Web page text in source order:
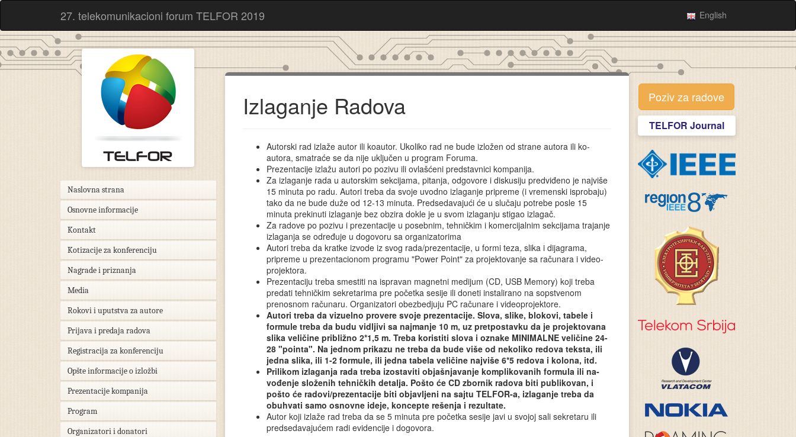
27. telekomunikacioni forum TELFOR 2019 English
Naslovna strana
Osnovne informacije
Kontakt
Kotizacije za konferenciju
Nagrade i priznanja
Media
Rokovi i uputstva za autore
Prijava i predaja radova
Registracija za konferenciju
Opšte informacije o izložbi
Prezentacije kompanija
Program
Organizatori i donatori
Izlaganje Radova
Autorski rad izlaže autor ili koautor. Ukoliko rad ne bude izložen od strane autora ili ko­
autora, smatraće se da nije uključen u program Foruma.
Prezentacije izlažu autori po pozivu ili ovlašćeni predstavnici kompanija.
Za izlaganje rada u autorskim sekcijama, pitanja, odgovore i diskusiju predviđeno je najviše
15 minuta po radu. Autori treba da svoje uvodno izlaganje pripreme (i vremenski isprobaju)
tako da ne bude duže od 12-13 minuta. Predsedavajući će u slučaju potrebe posle 15
minuta prekinuti izlaganje bez obzira dokle je u svom izlaganju stigao izlagač.
Za radove po pozivu i prezentacije u posebnim, tehničkim i komercijalnim sekcijama trajanje
izlaganja se određuje u dogovoru sa organizatorima
Autori treba da kratke izvode iz svog rada/prezentacije, u formi teza, slika i dijagrama,
pripreme u prezentacionom programu "Power Point" za projektovanje sa računara i video­
projektora.
Prezentaciju treba smestiti na ispravan magnetni medijum (CD, USB Memory) koji treba
predati tehničkim sekretarima pre početka sesije ili doneti instalirano na sopstvenom
prenosnom računaru. Organizatori obezbedjuju PC računare i video­projektore.
Autori treba da vizuelno provere svoje prezentacije. Slova, slike, blokovi, tabele i
formule treba da budu vidljivi sa najmanje 10 m, uz pretpostavku da je projektovana
slika veličine približno 2*1,5 m. Treba koristiti slova i oznake MINIMALNE veličine 24-
28 "pointa". Na jednom prikazu ne treba da bude više od nekoliko redova teksta, ili
jedna slika, ili 1-2 formule, ili jedna tabela veličine najviše 6*5 redova i kolona, itd.
Prilikom izlaganja rada treba izostaviti objašnjavanje komplikovanih formula ili na­
vođenje složenih tehničkih detalja. Pošto će CD zbornik radova biti publikovan, i
pošto će radovi/prezentacije biti objavljeni na sajtu TELFOR-a, izlaganje treba da
obuhvati samo osnovne ideje, koncepte rešenja i rezultate.
Autor koji izlaže rad treba da se 5 minuta pre početka sesije javi u svojoj sali sekretaru ili
predsedavajućem radi evidencije i dogovora.
Poziv za radove
TELFOR Journal